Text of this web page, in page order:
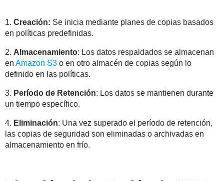
1. Creación: Se inicia mediante planes de copias basados
en políticas predefinidas.
2. Almacenamiento: Los datos respaldados se almacenan
en Amazon S3 o en otro almacén de copias según lo
definido en las políticas.
3. Período de Retención: Los datos se mantienen durante
un tiempo específico.
4. Eliminación: Una vez superado el período de retención,
las copias de seguridad son eliminadas o archivadas en
almacenamiento en frío.